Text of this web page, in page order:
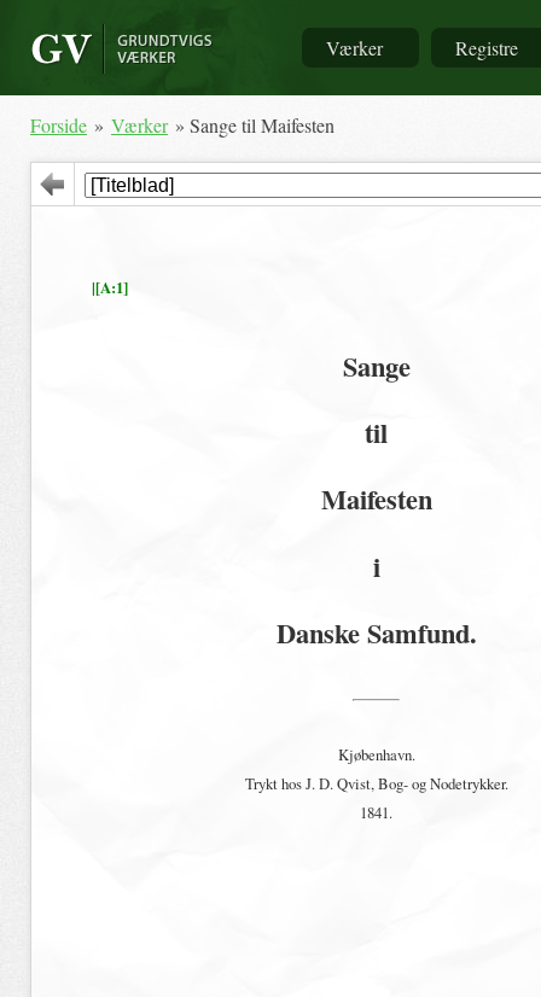
Værker Registre
Forside » Værker » Sange til Maifesten
|[A:1]
Sange
til
Maifesten
i
Danske Samfund.
Kjøbenhavn.
Trykt hos J. D. Qvist, Bog- og Nodetrykker.
1841.